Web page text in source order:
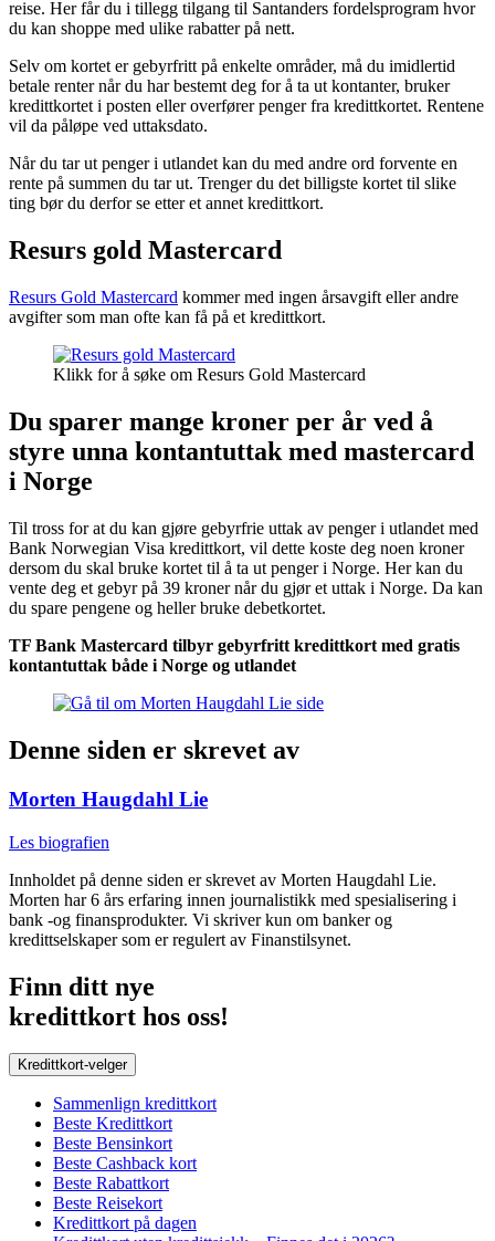
reise. Her får du i tillegg tilgang til Santanders fordelsprogram hvor
du kan shoppe med ulike rabatter på nett.
Selv om kortet er gebyrfritt på enkelte områder, må du imidlertid
betale renter når du har bestemt deg for å ta ut kontanter, bruker
kredittkortet i posten eller overfører penger fra kredittkortet. Rentene
vil da påløpe ved uttaksdato.
Når du tar ut penger i utlandet kan du med andre ord forvente en
rente på summen du tar ut. Trenger du det billigste kortet til slike
ting bør du derfor se etter et annet kredittkort.
Resurs gold Mastercard
Resurs Gold Mastercard kommer med ingen årsavgift eller andre
avgifter som man ofte kan få på et kredittkort.
Klikk for å søke om Resurs Gold Mastercard
Du sparer mange kroner per år ved å
styre unna kontantuttak med mastercard
i Norge
Til tross for at du kan gjøre gebyrfrie uttak av penger i utlandet med
Bank Norwegian Visa kredittkort, vil dette koste deg noen kroner
dersom du skal bruke kortet til å ta ut penger i Norge. Her kan du
vente deg et gebyr på 39 kroner når du gjør et uttak i Norge. Da kan
du spare pengene og heller bruke debetkortet.
TF Bank Mastercard tilbyr gebyrfritt kredittkort med gratis
kontantuttak både i Norge og utlandet
Denne siden er skrevet av
Morten Haugdahl Lie
Les biografien
Innholdet på denne siden er skrevet av Morten Haugdahl Lie.
Morten har 6 års erfaring innen journalistikk med spesialisering i
bank -og finansprodukter. Vi skriver kun om banker og
kredittselskaper som er regulert av Finanstilsynet.
Finn ditt nye
kredittkort hos oss!
Kredittkort-velger
Sammenlign kredittkort
Beste Kredittkort
Beste Bensinkort
Beste Cashback kort
Beste Rabattkort
Beste Reisekort
Kredittkort på dagen